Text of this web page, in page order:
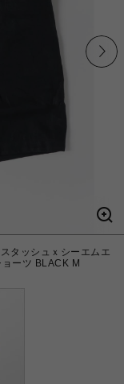
タッシュｘシーエムエ
ーツ BLACK M